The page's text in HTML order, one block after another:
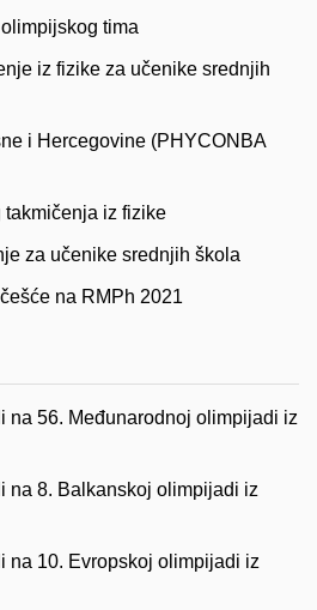
tima
iz fizike za učenike srednjih
i Hercegovine (PHYCONBA
takmičenja iz fizike
za učenike srednjih škola
na RMPh 2021
na 56. Međunarodnoj olimpijadi iz
na 8. Balkanskoj olimpijadi iz
na 10. Evropskoj olimpijadi iz